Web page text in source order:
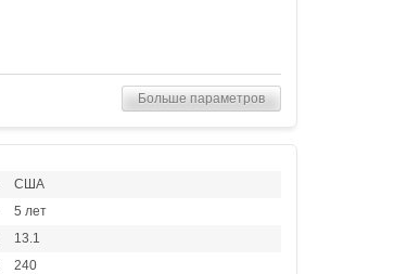
Больше параметров
США
5 лет
13.1
240